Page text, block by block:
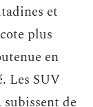
et
plus
en
Les SUV
de